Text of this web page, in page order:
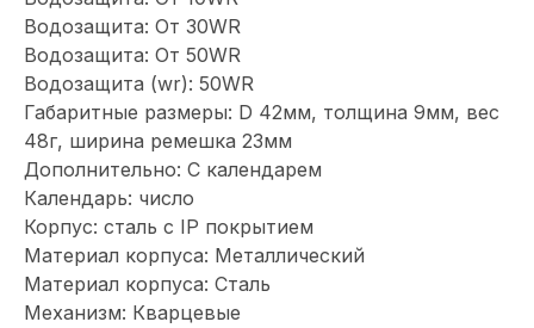
Водозащита: От 30WR
Водозащита: От 50WR
Водозащита (wr): 50WR
Габаритные размеры: D 42мм, толщина 9мм, вес
48г, ширина ремешка 23мм
Дополнительно: С календарем
Календарь: число
Корпус: сталь с IP покрытием
Материал корпуса: Металлический
Материал корпуса: Сталь
Механизм: Кварцевые